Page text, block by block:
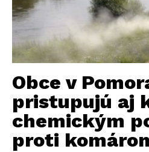
Obce v
pristupujú aj
chemickým
proti